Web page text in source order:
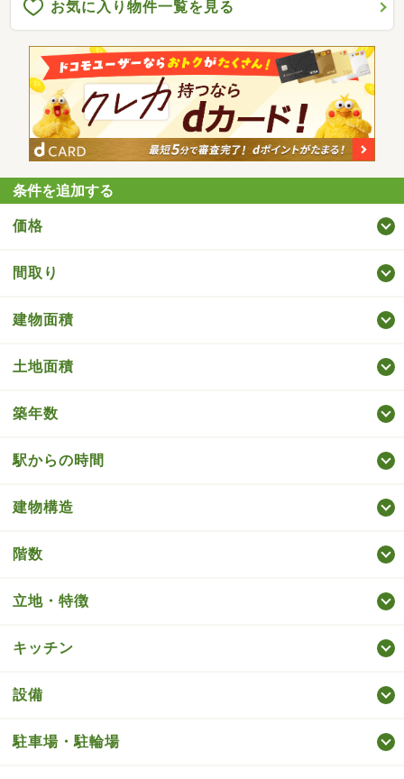
お気に入り物件一覧を見る
条件を追加する
価格
間取り
建物面積
土地面積
築年数
駅からの時間
建物構造
階数
立地・特徴
キッチン
設備
駐車場・駐輪場